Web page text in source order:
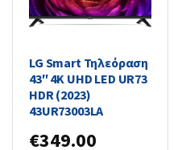
LG Smart Τηλεόραση
43″ 4K UHD LED UR73
HDR (2023)
43UR73003LA
€349.00